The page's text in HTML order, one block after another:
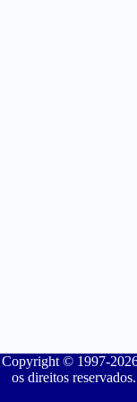
Copyright © 1997-
os direitos